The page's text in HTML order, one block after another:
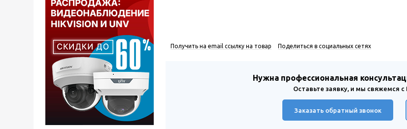
Получить на email ссылку на товар Поделиться в социальных сетях
Нужна профессиональная
Оставьте заявку, и мы свяжемся
Заказать обратный звонок